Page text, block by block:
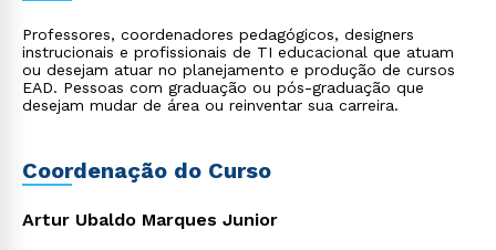
Professores, coordenadores pedagógicos, designers
instrucionais e profissionais de TI educacional que atuam
ou desejam atuar no planejamento e produção de cursos
EAD. Pessoas com graduação ou pós-graduação que
desejam mudar de área ou reinventar sua carreira.
Coordenação do Curso
Artur Ubaldo Marques Junior